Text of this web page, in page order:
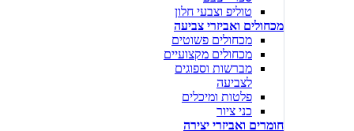
טוליפ וצבעי חלון
מכחולים ואביזרי צביעה
מכחולים פשוטים
מכחולים מקצועיים
מברשות וספוגים
לצביעה
פלטות ומיכלים
כני ציור
חומרים ואביזרי יצירה